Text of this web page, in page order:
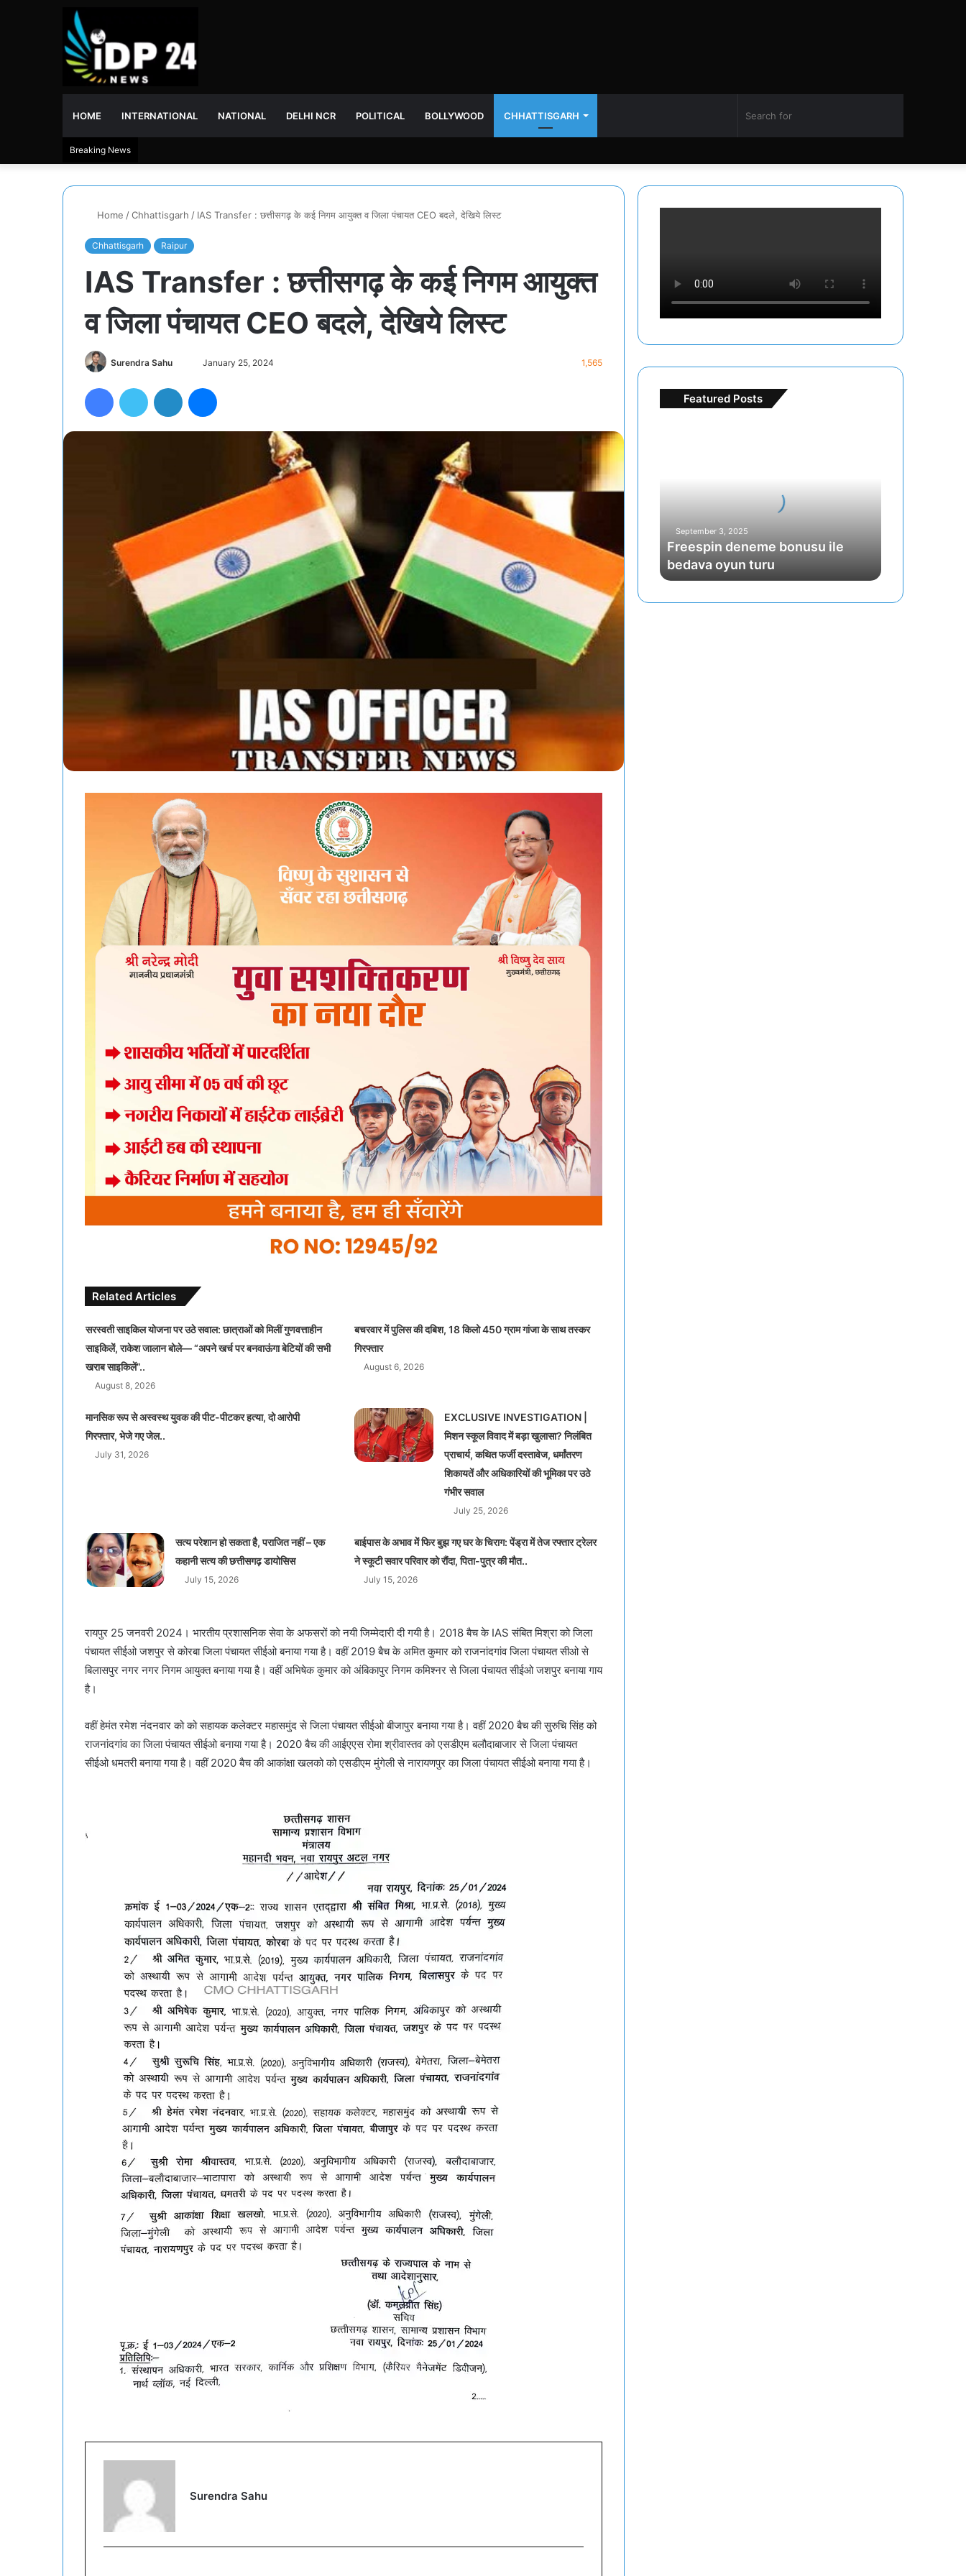
HOME INTERNATIONAL NATIONAL DELHI NCR POLITICAL BOLLYWOOD CHHATTISGARH Switch
Breaking News
Home /Chhattisgarh / IAS Transfer : छत्तीसगढ़ के कई निगम आयुक्त व जिला पंचायत CEO बदले, देखिये लिस्ट
Chhattisgarh Raipur
IAS Transfer : छत्तीसगढ़ के कई निगम आयुक्त
व जिला पंचायत CEO बदले, देखिये लिस्ट
Surendra Sahu
email
January 25, 2024 1,565
FacebookTwitter LinkedIn
Related Articles
सरस्वती साइकिल योजना पर उठे सवाल: छात्राओं को मिलीं गुणवत्ताहीन
साइकिलें, राकेश जालान बोले— “अपने खर्च पर बनवाऊंगा बेटियों की सभी
खराब साइकिलें”..
August 8, 2026
बचरवार में पुलिस की दबिश, 18 किलो 450 ग्राम गांजा के साथ तस्कर
गिरफ्तार
August 6, 2026
मानसिक रूप से अस्वस्थ युवक की पीट-पीटकर हत्या, दो आरोपी
गिरफ्तार, भेजे गए जेल..
July 31, 2026
EXCLUSIVE INVESTIGATION |
मिशन स्कूल विवाद में बड़ा खुलासा? निलंबित
प्राचार्य, कथित फर्जी दस्तावेज, धर्मांतरण
शिकायतें और अधिकारियों की भूमिका पर उठे
गंभीर सवाल
July 25, 2026
सत्य परेशान हो सकता है, पराजित नहीं – एक
कहानी सत्य की छत्तीसगढ़ डायोसिस
July 15, 2026
बाईपास के अभाव में फिर बुझ गए घर के चिराग: पेंड्रा में तेज रफ्तार ट्रेलर
ने स्कूटी सवार परिवार को रौंदा, पिता-पुत्र की मौत..
July 15, 2026
रायपुर 25 जनवरी 2024। भारतीय प्रशासनिक सेवा के अफसरों को नयी जिम्मेदारी दी गयी है। 2018 बैच के IAS संबित मिश्रा को जिला
पंचायत सीईओ जशपुर से कोरबा जिला पंचायत सीईओ बनाया गया है। वहीं 2019 बैच के अमित कुमार को राजनांदगांव जिला पंचायत सीओ से
बिलासपुर नगर नगर निगम आयुक्त बनाया गया है। वहीं अभिषेक कुमार को अंबिकापुर निगम कमिश्नर से जिला पंचायत सीईओ जशपुर बनाया गाय
है।
वहीं हेमंत रमेश नंदनवार को को सहायक कलेक्टर महासमुंद से जिला पंचायत सीईओ बीजापुर बनाया गया है। वहीं 2020 बैच की सुरुचि सिंह को
राजनांदगांव का जिला पंचायत सीईओ बनाया गया है। 2020 बैच की आईएएस रोमा श्रीवास्तव को एसडीएम बलौदाबाजार से जिला पंचायत
सीईओ धमतरी बनाया गया है। वहीं 2020 बैच की आकांक्षा खलको को एसडीएम मुंगेली से नारायणपुर का जिला पंचायत सीईओ बनाया गया है।
Surendra Sahu
Featured Posts
September 3, 2025
Freespin deneme bonusu ile
bedava oyun turu